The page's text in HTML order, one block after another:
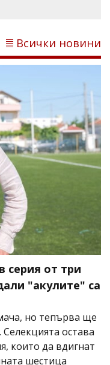
Всички новини
серия от три
"акулите" са
но тепърва ще
остава
които да вдигнат
шестица